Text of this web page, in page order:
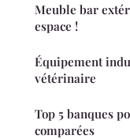
Meuble bar
espace !
Équipement
vétérinaire
Top 5 banques
comparées